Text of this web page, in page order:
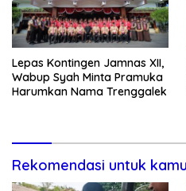
Lepas Kontingen Jamnas XII,
Wabup Syah Minta Pramuka
Harumkan Nama Trenggalek
Rekomendasi untuk kamu